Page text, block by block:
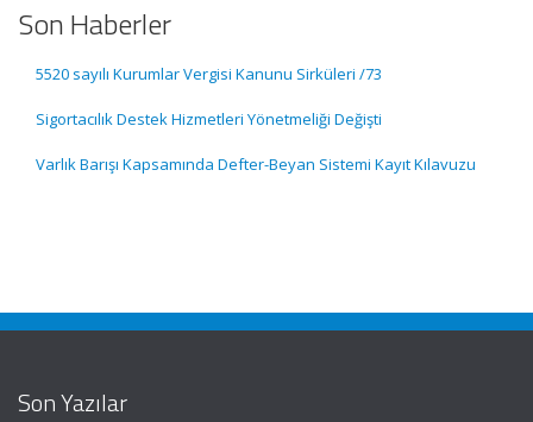
Son Haberler
5520 sayılı Kurumlar Vergisi Kanunu Sirküleri /73
Sigortacılık Destek Hizmetleri Yönetmeliği Değişti
Varlık Barışı Kapsamında Defter-Beyan Sistemi Kayıt Kılavuzu
Son Yazılar